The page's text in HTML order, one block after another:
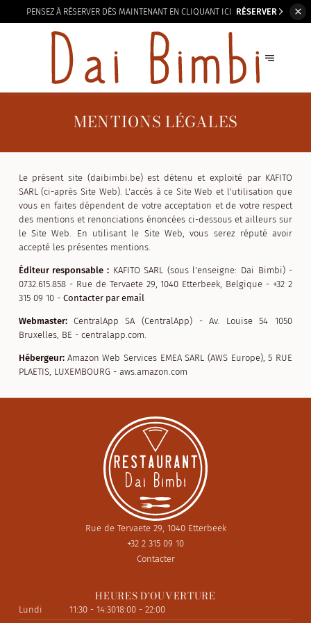
PENSEZ À RÉSERVER DÈS MAINTENANT EN CLIQUANT ICI RÉSERVER
MENTIONS LÉGALES
Le présent site (daibimbi.be) est détenu et exploité par KAFITO
SARL (ci-après Site Web). L'accès à ce Site Web et l'utilisation que
vous en faites dépendent de votre acceptation et de votre respect
des mentions et renonciations énoncées ci-dessous et ailleurs sur
le Site Web. En utilisant le Site Web, vous serez réputé avoir
accepté les présentes mentions.
Éditeur responsable : KAFITO SARL (sous l'enseigne: Dai Bimbi) -
0732.615.858 - Rue de Tervaete 29, 1040 Etterbeek, Belgique - +32 2
315 09 10 - Contacter par email
Webmaster: CentralApp SA (CentralApp) - Av. Louise 54 1050
Bruxelles, BE - centralapp.com.
Hébergeur: Amazon Web Services EMEA SARL (AWS Europe), 5 RUE
PLAETIS, LUXEMBOURG - aws.amazon.com
Rue de Tervaete 29, 1040 Etterbeek
+32 2 315 09 10
Contacter
HEURES D'OUVERTURE
Lundi 11:30 - 14:3018:00 - 22:00